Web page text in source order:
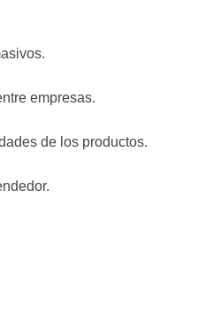
empresas.
de los productos.